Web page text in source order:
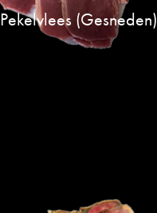
Pekelvlees (gesneden)